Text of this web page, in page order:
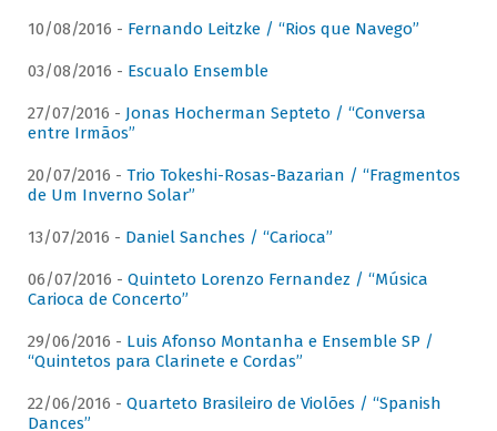
10/08/2016 - Fernando Leitzke / “Rios que Navego”
03/08/2016 - Escualo Ensemble
27/07/2016 - Jonas Hocherman Septeto / “Conversa
entre Irmãos”
20/07/2016 - Trio Tokeshi-Rosas-Bazarian / “Fragmentos
de Um Inverno Solar”
13/07/2016 - Daniel Sanches / “Carioca”
06/07/2016 - Quinteto Lorenzo Fernandez / “Música
Carioca de Concerto”
29/06/2016 - Luis Afonso Montanha e Ensemble SP /
“Quintetos para Clarinete e Cordas”
22/06/2016 - Quarteto Brasileiro de Violões / “Spanish
Dances”